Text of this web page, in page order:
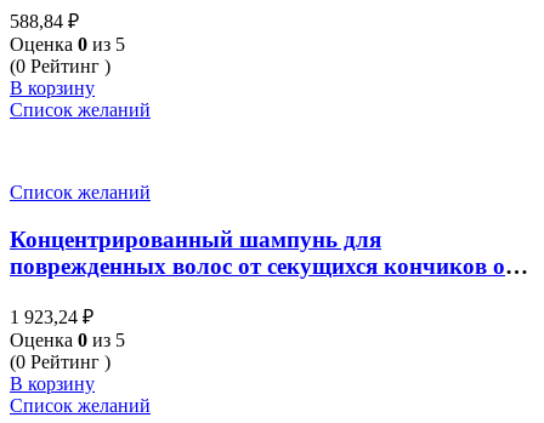
588,84 ₽
Оценка 0 из 5
(0 Рейтинг )
В корзину
Список желаний
Список желаний
Концентрированный шампунь для
поврежденных волос от секущихся кончиков от
1 923,24 ₽
Оценка 0 из 5
(0 Рейтинг )
В корзину
Список желаний